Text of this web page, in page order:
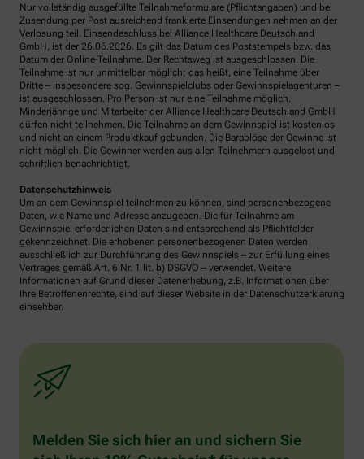
Nur vollständig ausgefüllte Teilnahmeformulare (Pflichtangaben) und bei
Zusendung per Post ausreichend frankierte Einsendungen nehmen an der
Verlosung teil. Einsendeschluss bei Alliance Healthcare Deutschland
GmbH, ist der 26.06.2026. Es gilt das Datum des Poststempels bzw. das
Datum der Online-Teilnahme. Der Rechtsweg ist ausgeschlossen. Die
Teilnahme ist nur unmittelbar möglich; das heißt, eine Teilnahme über
Dritte – insbesondere sog. Gewinnspielclubs oder Gewinnspielagenturen –
ist ausgeschlossen. Pro Person ist nur eine Teilnahme möglich.
Minderjährige und Mitarbeiter der Alliance Healthcare Deutschland GmbH
dürfen nicht teilnehmen. Die Teilnahme an dem Gewinnspiel ist kostenlos
und nicht an einem Produktkauf gebunden. Die Barablöse der Gewinne ist
nicht möglich. Die Gewinner werden aus allen Teilnehmern ausgelost und
schriftlich benachrichtigt.
Datenschutzhinweis
Um an dem Gewinnspiel teilnehmen zu können, sind personenbezogene
Daten, wie Name und Adresse anzugeben. Die für Teilnahme am
Gewinnspiel erforderlichen Daten sind entsprechend als Pflichtfelder
gekennzeichnet. Die erhobenen personenbezogenen Daten werden
ausschließlich zur Durchführung des Gewinnspiels – zur Erfüllung eines
Vertrages gemäß Art. 6 Nr. 1 lit. b) DSGVO – verwendet. Weitere
Informationen auf Grund dieser Datenerhebung, z.B. Informationen über
Ihre Betroffenenrechte, sind auf dieser Website in der Datenschutzerklärung
einsehbar.
Melden Sie sich hier an und sichern Sie